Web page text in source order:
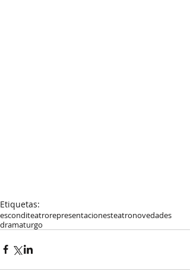
Etiquetas:
esconditeatrorepresentacionesteatronovedades
dramaturgo